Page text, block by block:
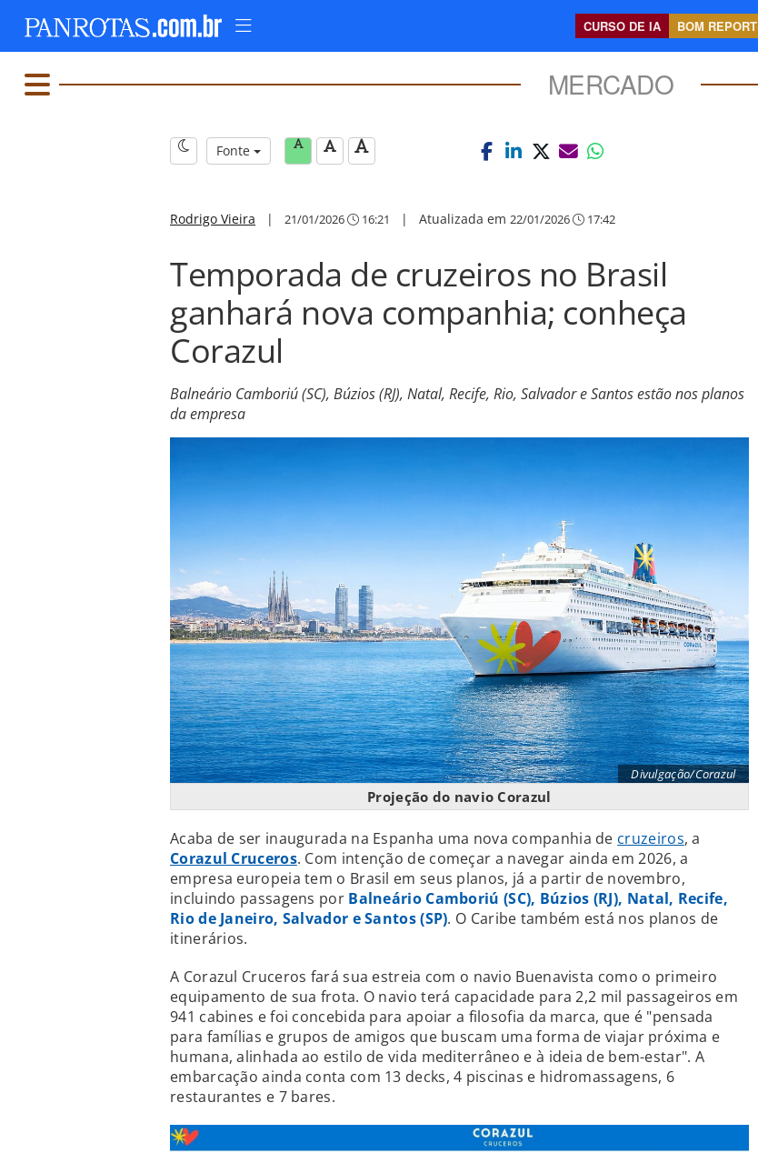
CURSO DE IA BOM REPORT
MERCADO
Fonte
Rodrigo Vieira | 21/01/2026 16:21 | Atualizada em 22/01/2026 17:42
Temporada de cruzeiros no Brasil
ganhará nova companhia; conheça
Corazul
Balneário Camboriú (SC), Búzios (RJ), Natal, Recife, Rio, Salvador e Santos estão nos planos
da empresa
Divulgação/Corazul
Projeção do navio Corazul
Acaba de ser inaugurada na Espanha uma nova companhia de cruzeiros, a
Corazul Cruceros. Com intenção de começar a navegar ainda em 2026, a
empresa europeia tem o Brasil em seus planos, já a partir de novembro,
incluindo passagens por Balneário Camboriú (SC), Búzios (RJ), Natal, Recife,
Rio de Janeiro, Salvador e Santos (SP). O Caribe também está nos planos de
itinerários.
A Corazul Cruceros fará sua estreia com o navio Buenavista como o primeiro
equipamento de sua frota. O navio terá capacidade para 2,2 mil passageiros em
941 cabines e foi concebida para apoiar a filosofia da marca, que é "pensada
para famílias e grupos de amigos que buscam uma forma de viajar próxima e
humana, alinhada ao estilo de vida mediterrâneo e à ideia de bem-estar". A
embarcação ainda conta com 13 decks, 4 piscinas e hidromassagens, 6
restaurantes e 7 bares.